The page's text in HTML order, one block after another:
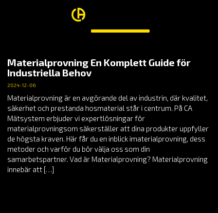
Materialprovning En Komplett Guide för
Industriella Behov
2024-12-06
Materialprovning är en avgörande del av industrin, där kvalitet,
säkerhet och prestanda hosmaterial står i centrum. På CA
Mätsystem erbjuder vi expertlösningar för
materialprovningsom säkerställer att dina produkter uppfyller
de högsta kraven. Här får du en inblick imaterialprovning, dess
metoder och varför du bör välja oss som din
samarbetspartner. Vad är Materialprovning? Materialprovning
innebär att […]